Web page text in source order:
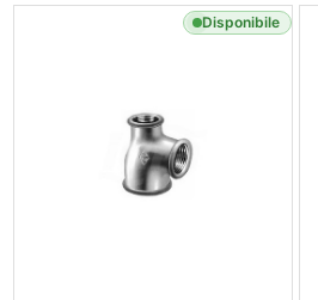
Disponibile